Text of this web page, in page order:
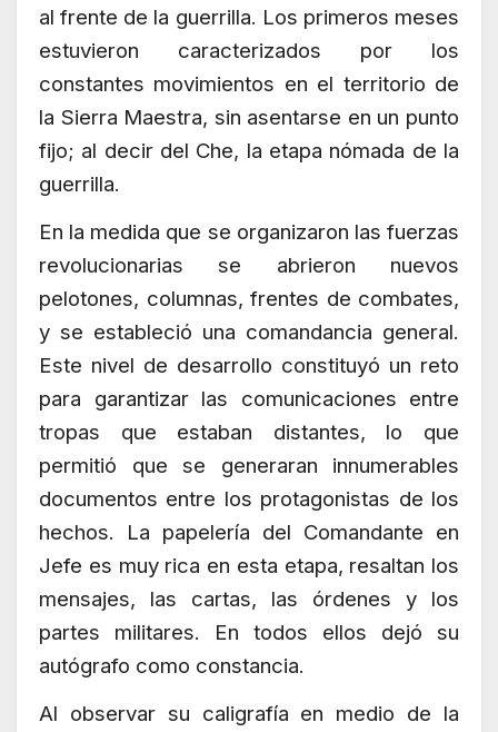
al frente de la guerrilla. Los primeros meses
estuvieron caracterizados por los
constantes movimientos en el territorio de
la Sierra Maestra, sin asentarse en un punto
fijo; al decir del Che, la etapa nómada de la
guerrilla.
En la medida que se organizaron las fuerzas
revolucionarias se abrieron nuevos
pelotones, columnas, frentes de combates,
y se estableció una comandancia general.
Este nivel de desarrollo constituyó un reto
para garantizar las comunicaciones entre
tropas que estaban distantes, lo que
permitió que se generaran innumerables
documentos entre los protagonistas de los
hechos. La papelería del Comandante en
Jefe es muy rica en esta etapa, resaltan los
mensajes, las cartas, las órdenes y los
partes militares. En todos ellos dejó su
autógrafo como constancia.
Al observar su caligrafía en medio de la